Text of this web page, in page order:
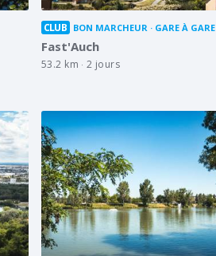
CLUB BON MARCHEUR GARE À GARE
Fast'Auch
53.2 km 2 jours